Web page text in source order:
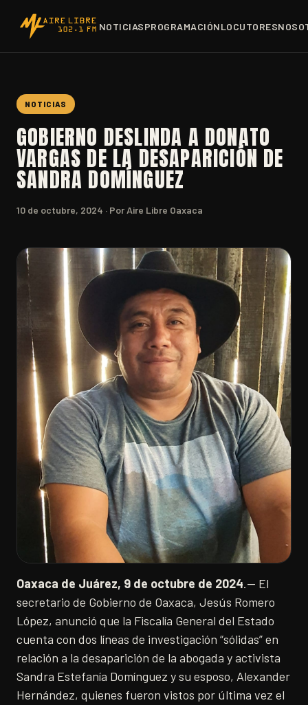
NOTICIASPROGRAMACIÓNLOCUTORES
NOTICIAS
GOBIERNO DESLINDA A DONATO
VARGAS DE LA DESAPARICIÓN DE
SANDRA DOMÍNGUEZ
10 de octubre, 2024 · Por Aire Libre Oaxaca
Oaxaca de Juárez, 9 de octubre de 2024.— El
secretario de Gobierno de Oaxaca, Jesús Romero
López, anunció que la Fiscalía General del Estado
cuenta con dos líneas de investigación “sólidas” en
relación a la desaparición de la abogada y activista
Sandra Estefanía Domínguez y su esposo, Alexander
Hernández, quienes fueron vistos por última vez el